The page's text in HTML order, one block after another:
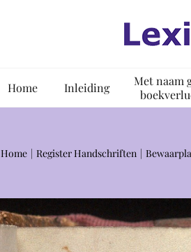
Home Inleiding
Met naam
Home Register Handschriften